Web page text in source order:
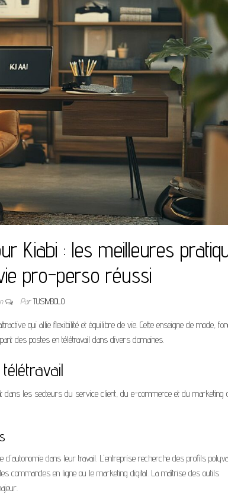
Kiabi : les meilleures
pro-perso réussi
ParTUSIMBOLO
qui allie flexibilité et équilibre de vie. Cette enseigne de mode,
des postes en télétravail dans divers domaines.
dans les secteurs du service client, du e-commerce et du marketing
dans leur travail. L'entreprise recherche des profils
commandes en ligne ou le marketing digital. La maîtrise des outils